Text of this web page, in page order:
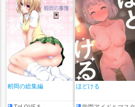
籾岡の総集編 ほどける